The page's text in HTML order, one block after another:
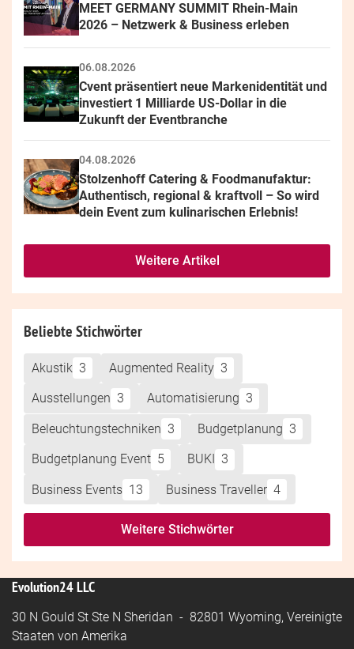
MEET GERMANY SUMMIT Rhein-Main
2026 – Netzwerk & Business erleben
06.08.2026
Cvent präsentiert neue Markenidentität und
investiert 1 Milliarde US-Dollar in die
Zukunft der Eventbranche
04.08.2026
Stolzenhoff Catering & Foodmanufaktur:
Authentisch, regional & kraftvoll – So wird
dein Event zum kulinarischen Erlebnis!
Weitere Artikel
Beliebte Stichwörter
Akustik 3 Augmented Reality 3
Ausstellungen 3 Automatisierung 3
Beleuchtungstechniken 3 Budgetplanung 3
Budgetplanung Event 5 BUKI 3
Business Events 13 Business Traveller 4
Weitere Stichwörter
Evolution24 LLC
30 N Gould St Ste N Sheridan - 82801 Wyoming, Vereinigte
Staaten von Amerika